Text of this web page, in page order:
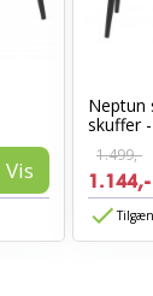
Vis
Neptun
skuffer
1.499,-
1.144,-